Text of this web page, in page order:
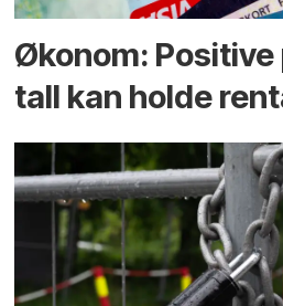
Økonom:
tall kan holde